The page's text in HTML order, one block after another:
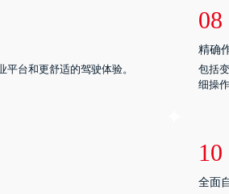
平台和更舒适的驾驶体验。
08
精确
包括
细操作
10
全面